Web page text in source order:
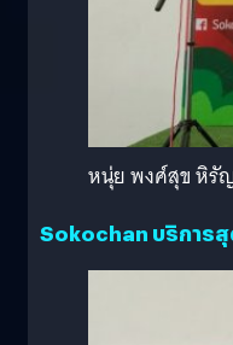
หนุ่ย พงศ์สุข หิรัญ
Sokochan บริการ